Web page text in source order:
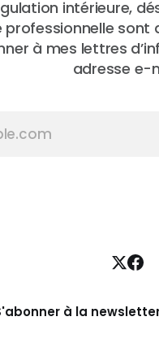
intérieure,
professionnelle
à mes lettres
adresse e-
à la